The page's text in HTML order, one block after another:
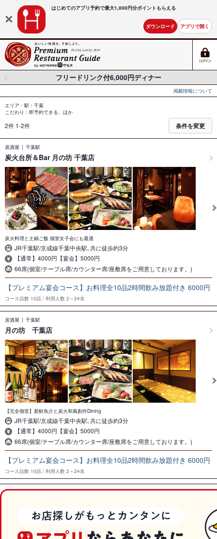
はじめてのアプリ予約で最大1,000円分ポイントもらえる
ダウンロード アプリで開く
フリードリンク付6,000円ディナー
掲載情報について
エリア・駅：千葉
こだわり：即予約できる、ほか
2件 1-2件 条件を変更
居酒屋 千葉駅
炭火台所＆Bar 月の坊 千葉店
炭火料理と土鍋ご飯 個室女子会にも最適
JR千葉駅/京成線千葉中央駅､共に徒歩約3分
【通常】4000円【宴会】5000円
66席(個室/テーブル席/カウンター席/座敷席をご用意しております。)
【プレミアム宴会コース】お料理全10品2時間飲み放題付き 6000円
コース品数 10品 利用人数 2～24名
居酒屋 千葉駅
月の坊 千葉店
【完全個室】新鮮魚介と炭火和風創作Dining
JR千葉駅/京成線千葉中央駅､共に徒歩約3分
【通常】4000円【宴会】5000円
66席(個室/テーブル席/カウンター席/座敷席をご用意しております。)
【プレミアム宴会コース】お料理全10品2時間飲み放題付き 6000円
コース品数 10品 利用人数 2～24名